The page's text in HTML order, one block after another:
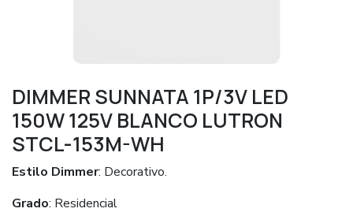
DIMMER SUNNATA 1P/3V LED
150W 125V BLANCO LUTRON
STCL-153M-WH
Estilo Dimmer: Decorativo.
Grado: Residencial